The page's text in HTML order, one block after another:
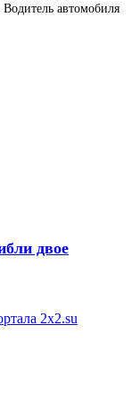
автомобиля
двое
2x2.su